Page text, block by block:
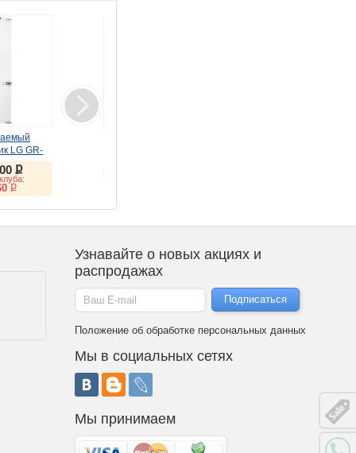
LG GR-
ք
ք
Узнавайте о новых акциях и
распродажах
Положение об обработке персональных данных
Мы в социальных сетях
Мы принимаем